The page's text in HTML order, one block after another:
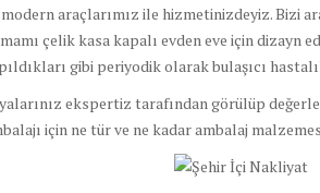
araçlarımız ile hizmetinizdeyiz. Bizi
çelik kasa kapalı evden eve için
gibi periyodik olarak bulaşıcı
ekspertiz tarafından görülüp
için ne tür ve ne kadar ambalaj